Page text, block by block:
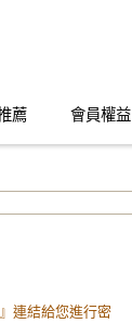
薦 會員權益
連結給您進行密